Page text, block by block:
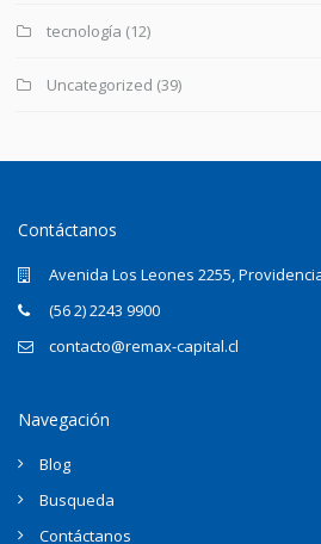
tecnología (12)
Uncategorized (39)
Contáctanos
Avenida Los Leones 2255,
(56 2) 2243 9900
contacto@remax-capital.cl
Navegación
Blog
Busqueda
Contáctanos